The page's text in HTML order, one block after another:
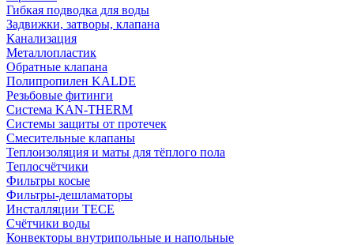
Гибкая подводка для воды
Задвижки, затворы, клапана
Канализация
Металлопластик
Обратные клапана
Полипропилен KALDE
Резьбовые фитинги
Система KAN-THERM
Системы защиты от протечек
Смесительные клапаны
Теплоизоляция и маты для тёплого пола
Теплосчётчики
Фильтры косые
Фильтры-дешламаторы
Инсталляции TECE
Счётчики воды
Конвекторы внутрипольные и напольные